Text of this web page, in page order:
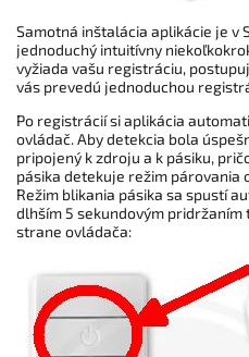
Samotná inštalácia aplikácie je v
jednoduchý intuitívny
vyžiada vašu registráciu,
vás prevedú jednoduchou
Po registrácií si aplikácia
ovládač. Aby detekcia bola
pripojený k zdroju a k pásiku,
pásika detekuje režim párovania
Režim blikania pásika sa spustí
dlhším 5 sekundovým
strane ovládača: